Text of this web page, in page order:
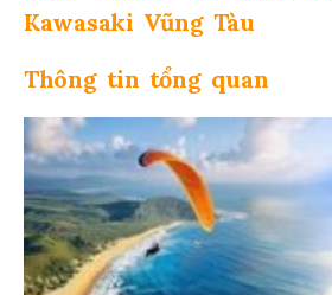
Kawasaki Vũng Tàu
Thông tin tổng quan